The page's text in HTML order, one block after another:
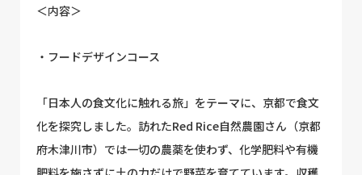
＜内容＞
・フードデザインコース
「日本人の食文化に触れる旅」をテーマに、京都で食文
化を探究しました。訪れたRed Rice自然農園さん（京都
府木津川市）では一切の農薬を使わず、化学肥料や有機